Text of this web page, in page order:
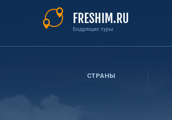
СТРАНЫ
Вы
здесь